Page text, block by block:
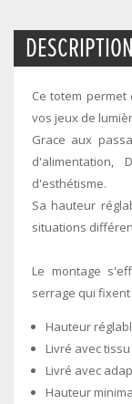
DESCRIPTION
Ce totem
vos jeux de
Grace aux
d'alimentation,
d'esthétisme.
Sa hauteur
situations
Le montage
serrage qui
Hauteur
Livré avec
Livré avec
Hauteur